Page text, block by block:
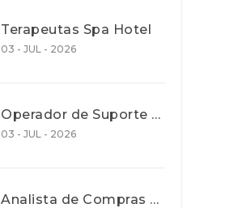
Terapeutas Spa Hotel
03 - JUL - 2026
Operador de Suporte Operacional
03 - JUL - 2026
Analista de Compras e Contratos (Banca)